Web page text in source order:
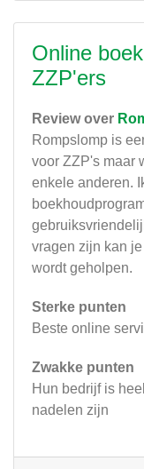
Online
ZZP'ers
Review over
Rompslomp is
voor ZZP's maar
enkele anderen.
vragen zijn kan
wordt geholpen.
Sterke punten
Beste online
Zwakke punten
Hun bedrijf is
nadelen zijn